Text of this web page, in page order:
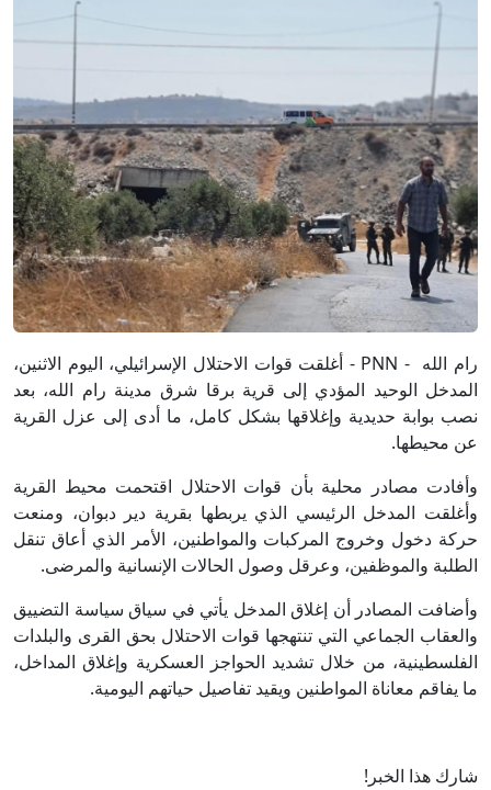
رام الله - PNN - أغلقت قوات الاحتلال الإسرائيلي، اليوم الاثنين،
المدخل الوحيد المؤدي إلى قرية برقا شرق مدينة رام الله، بعد
نصب بوابة حديدية وإغلاقها بشكل كامل، ما أدى إلى عزل القرية
عن محيطها.
وأفادت مصادر محلية بأن قوات الاحتلال اقتحمت محيط القرية
وأغلقت المدخل الرئيسي الذي يربطها بقرية دير دبوان، ومنعت
حركة دخول وخروج المركبات والمواطنين، الأمر الذي أعاق تنقل
الطلبة والموظفين، وعرقل وصول الحالات الإنسانية والمرضى.
وأضافت المصادر أن إغلاق المدخل يأتي في سياق سياسة التضييق
والعقاب الجماعي التي تنتهجها قوات الاحتلال بحق القرى والبلدات
الفلسطينية، من خلال تشديد الحواجز العسكرية وإغلاق المداخل،
ما يفاقم معاناة المواطنين ويقيد تفاصيل حياتهم اليومية.
شارك هذا الخبر!